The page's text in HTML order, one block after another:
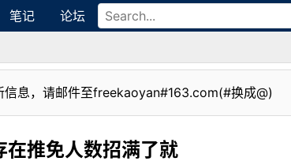
笔记 论坛
信息，请邮件至freekaoyan#163.com(#换成@)
推免人数招满了就